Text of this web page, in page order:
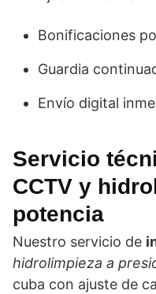
Bonificaciones
Guardia
Envío digital
Servicio
CCTV y
potencia
Nuestro servicio de
hidrolimpieza a
cuba con ajuste de